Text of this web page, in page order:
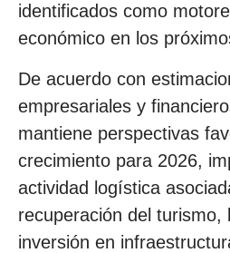
identificados como
económico en los
De acuerdo con
empresariales y
mantiene perspectivas
crecimiento para 2026,
actividad logística
recuperación del turismo,
inversión en